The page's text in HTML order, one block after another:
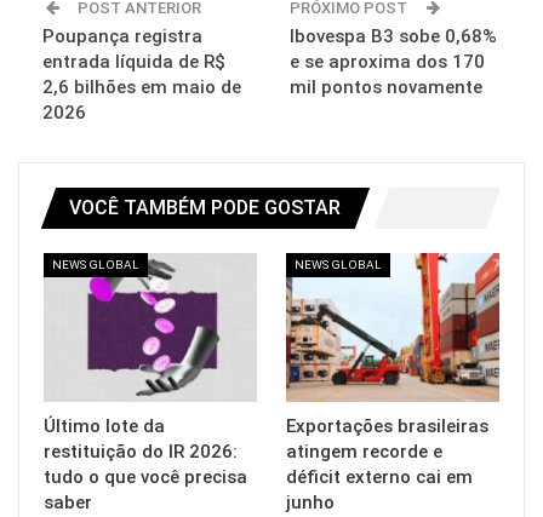
POST ANTERIOR
Poupança registra
entrada líquida de R$
2,6 bilhões em maio de
2026
PRÓXIMO POST
Ibovespa B3 sobe 0,68%
e se aproxima dos 170
mil pontos novamente
VOCÊ TAMBÉM PODE GOSTAR
NEWS GLOBAL
Último lote da
restituição do IR 2026:
tudo o que você precisa
saber
NEWS GLOBAL
Exportações brasileiras
atingem recorde e
déficit externo cai em
junho